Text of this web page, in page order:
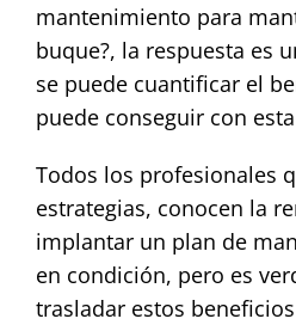
mantenimiento para
buque?, la respuesta es
se puede cuantificar el
puede conseguir con
Todos los profesionales
estrategias, conocen la
implantar un plan de
en condición, pero es
trasladar estos